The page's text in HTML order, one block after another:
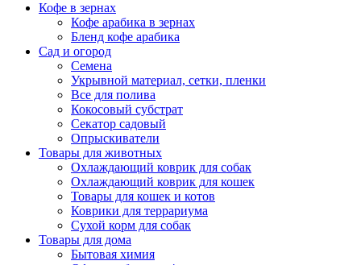
Кофе в зернах
Кофе арабика в зернах
Бленд кофе арабика
Сад и огород
Семена
Укрывной материал, сетки, пленки
Все для полива
Кокосовый субстрат
Секатор садовый
Опрыскиватели
Товары для животных
Охлаждающий коврик для собак
Охлаждающий коврик для кошек
Товары для кошек и котов
Коврики для террариума
Сухой корм для собак
Товары для дома
Бытовая химия